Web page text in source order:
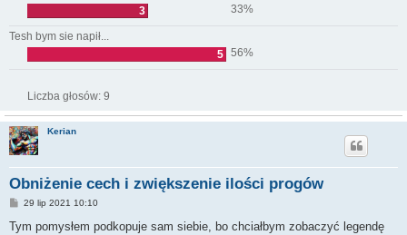
3
33%
Tesh bym sie napił...
5 56%
Liczba głosów: 9
Kerian
Obniżenie cech i zwiększenie ilości progów
P
s
29 lip 2021 10:10
Tym pomysłem podkopuje sam siebie, bo chciałbym zobaczyć legendę